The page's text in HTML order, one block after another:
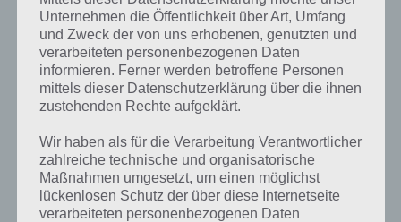
was gibt es dazu zu wissen? Passt das Wort auch zu Halloween? Zu
bestimmten Lösungen präsentieren wir daher auch immer eine
kurze Begriffserklärung!
Der Schnabel ist der Teil des Mauls eines Tieres, der hauptsächlich
zum Schlucken von Nahrung verwendet wird. Alle Vögel, als auch
Tintenfische, haben einen Schnabel.
In der Zoologie ist er der spitze Mund, der von den hornigen Kiefern
von Schildkröten, Vögeln, Schnabelwalen, Schnabeltieren und
Kopffüßern gebildet wird.
Unternehmen die Öffentlichkeit über Art, Umfang
und Zweck der von uns erhobenen, genutzten und
verarbeiteten personenbezogenen Daten
informieren. Ferner werden betroffene Personen
mittels dieser Datenschutzerklärung über die ihnen
zustehenden Rechte aufgeklärt.
Wir haben als für die Verarbeitung Verantwortlicher
zahlreiche technische und organisatorische
Maßnahmen umgesetzt, um einen möglichst
lückenlosen Schutz der über diese Internetseite
verarbeiteten personenbezogenen Daten